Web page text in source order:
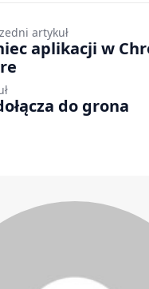
artykuł
aplikacji w
do grona